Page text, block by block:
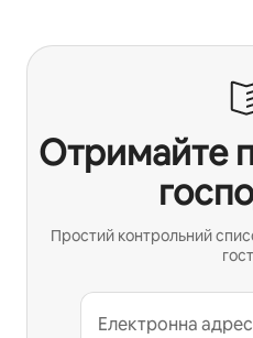
Отримайте
Простий контрольний
Електронна